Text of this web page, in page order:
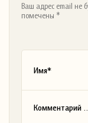
Ваш адрес email не
помечены *